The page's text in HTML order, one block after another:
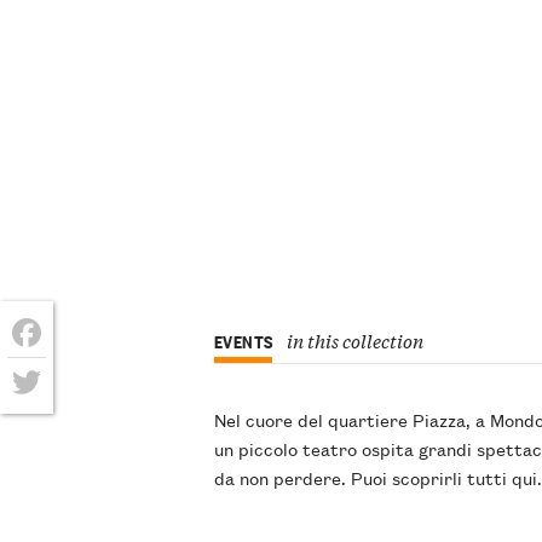
EVENTS in this collection
Nel cuore del quartiere Piazza, a
un piccolo teatro ospita grandi
da non perdere. Puoi scoprirli tutti qui.
Facebook
Twitter